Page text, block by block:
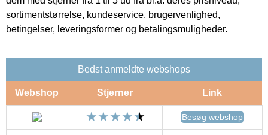
sortimentstørrelse, kundeservice, brugervenlighed,
betingelser, leveringsformer og betalingsmuligheder.
Bedst anmeldte webshops
Webshop Stjerner Link
Besøg webshop